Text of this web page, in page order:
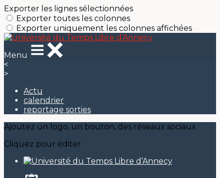
Exporter les lignes sélectionnées
Exporter toutes les colonnes
Exporter uniquement les colonnes affichées
Menu
<
>
Actu
calendrier
reportage sorties
Ajoutez un logo, un bouton, des réseaux sociaux
Cliquez pour éditer